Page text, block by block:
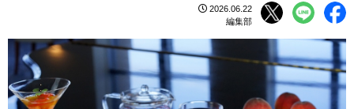
2026.06.22
編集部